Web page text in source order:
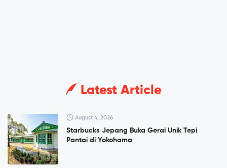
Latest Article
August 4, 2026
Starbucks Jepang Buka Gerai Unik Tepi
Pantai di Yokohama